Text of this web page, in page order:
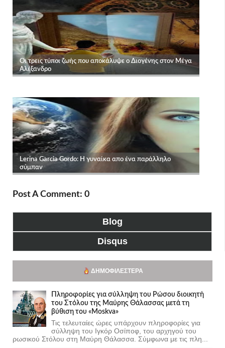
Post A Comment: 0
Blog
Disqus
ΔΗΜΟΦΙΛΈΣΤΕΡΑ
Πληροφορίες για σύλληψη του Ρώσου διοικητή
του Στόλου της Mαύρης Θάλασσας μετά τη
βύθιση του «Moskva»
Τις τελευταίες ώρες υπάρχουν πληροφορίες για
σύλληψη του Ιγκόρ Οσίποφ, του αρχηγού του
ρωσικού Στόλου στη Μαύρη Θάλασσα. Σύμφωνα με τις πλη...